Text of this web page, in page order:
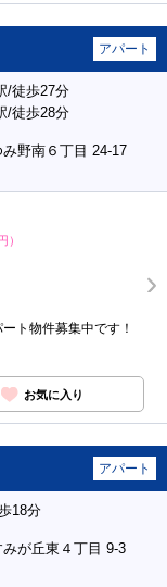
アパート
/徒歩27分
/徒歩28分
野南６丁目 24-17
）
ト物件募集中です！
お気に入り
アパート
18分
が丘東４丁目 9-3